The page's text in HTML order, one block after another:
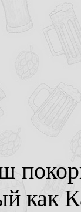
как